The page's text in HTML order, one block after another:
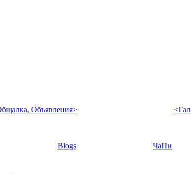
Объявления>
Blogs ЧаПи